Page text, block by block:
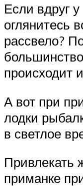
Если вдруг
оглянитесь
рассвело?
происходит
А вот при
лодки
в светлое
Привлекать
приманке